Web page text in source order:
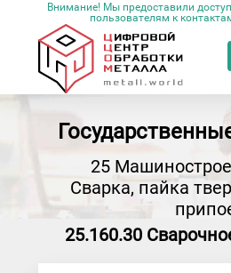
Внимание! Мы предоставили
пользователям к
25
Сварка, пайка
25.160.30